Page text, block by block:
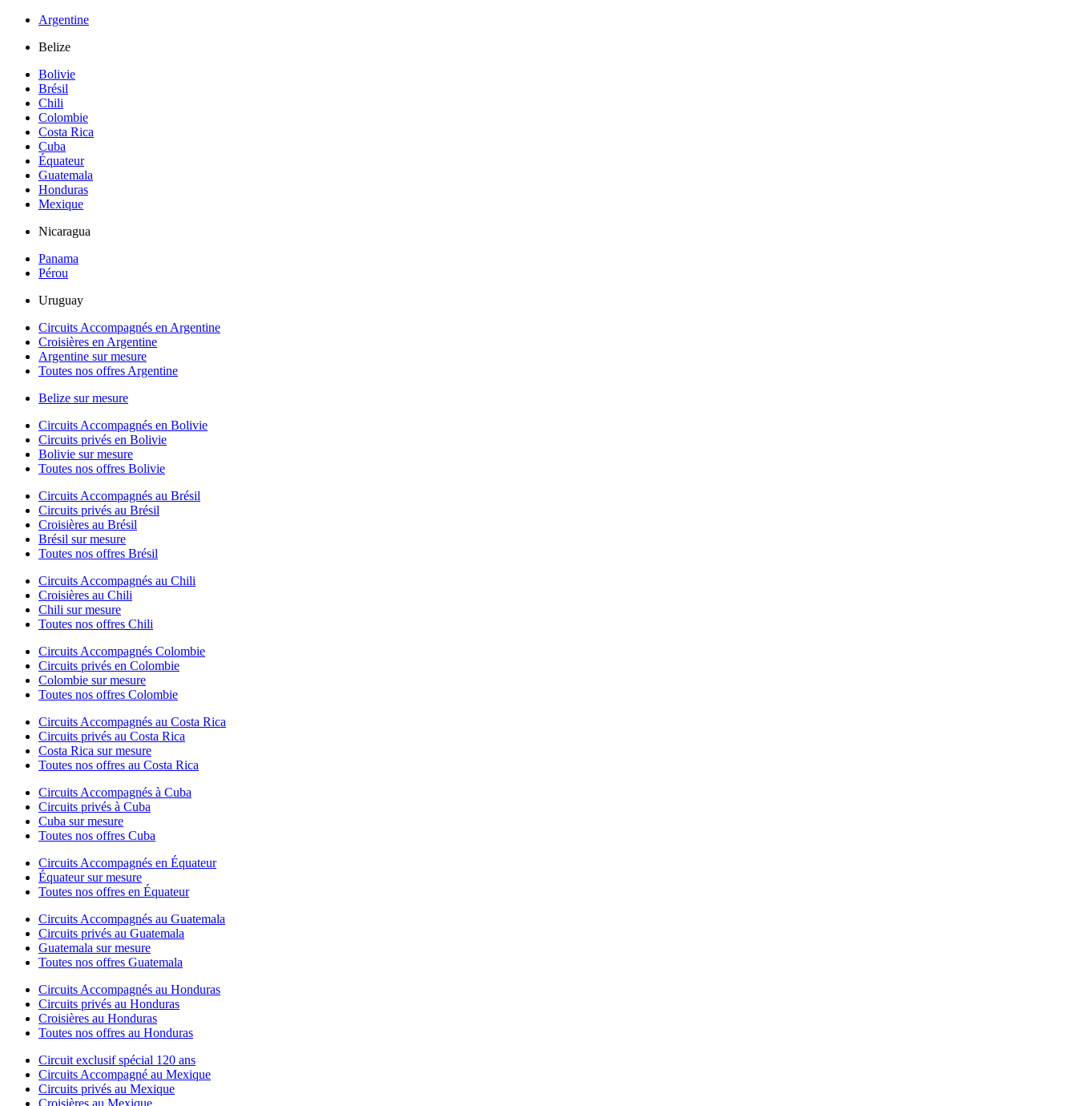
Argentine
Belize
Bolivie
Brésil
Chili
Colombie
Costa Rica
Cuba
Équateur
Guatemala
Honduras
Mexique
Nicaragua
Panama
Pérou
Uruguay
Circuits Accompagnés en Argentine
Croisières en Argentine
Argentine sur mesure
Toutes nos offres Argentine
Belize sur mesure
Circuits Accompagnés en Bolivie
Circuits privés en Bolivie
Bolivie sur mesure
Toutes nos offres Bolivie
Circuits Accompagnés au Brésil
Circuits privés au Brésil
Croisières au Brésil
Brésil sur mesure
Toutes nos offres Brésil
Circuits Accompagnés au Chili
Croisières au Chili
Chili sur mesure
Toutes nos offres Chili
Circuits Accompagnés Colombie
Circuits privés en Colombie
Colombie sur mesure
Toutes nos offres Colombie
Circuits Accompagnés au Costa Rica
Circuits privés au Costa Rica
Costa Rica sur mesure
Toutes nos offres au Costa Rica
Circuits Accompagnés à Cuba
Circuits privés à Cuba
Cuba sur mesure
Toutes nos offres Cuba
Circuits Accompagnés en Équateur
Équateur sur mesure
Toutes nos offres en Équateur
Circuits Accompagnés au Guatemala
Circuits privés au Guatemala
Guatemala sur mesure
Toutes nos offres Guatemala
Circuits Accompagnés au Honduras
Circuits privés au Honduras
Croisières au Honduras
Toutes nos offres au Honduras
Circuit exclusif spécial 120 ans
Circuits Accompagné au Mexique
Circuits privés au Mexique
Croisières au Mexique